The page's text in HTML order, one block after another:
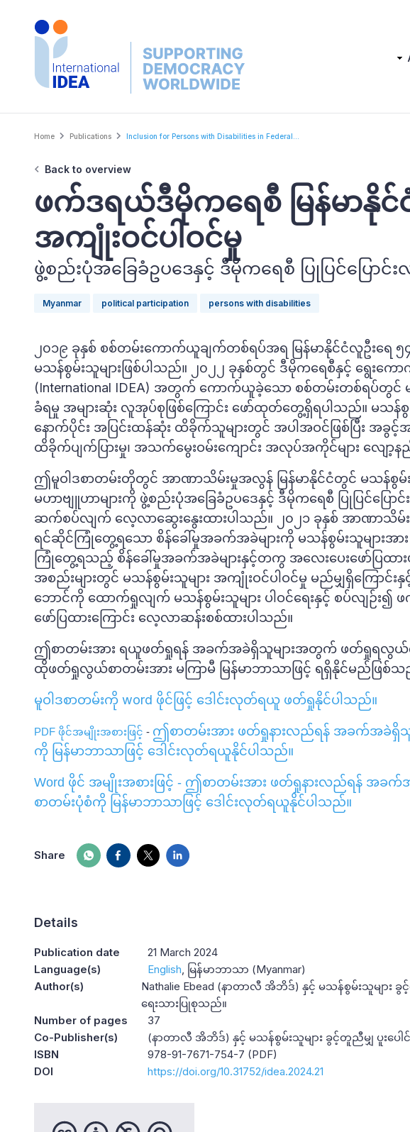
Main
Breadcrumb
Home Publications Inclusion for Persons with Disabilities in Federal...
Back to overview
ဖက်ဒရယ်ဒီမိုကရေစီ မြန်မာနိုင်
အကျုံးဝင်ပါဝင်မှု
ဖွဲ့စည်းပုံအခြေခံဥပဒေနှင့် ဒီမိုကရေစီ ပြုပြင်ပြောင်း
Myanmar political participation persons with disabilities
၂၀၁၉ ခုနှစ် စစ်တမ်းကောက်ယူချက်တစ်ရပ်အရ မြန်မာနိုင်ငံလူဦးရေ
မသန်စွမ်းသူများဖြစ်ပါသည်။ ၂၀၂၂ ခုနှစ်တွင် ဒီမိုကရေစီနှင့် ရွေး
(International IDEA) အတွက် ကောက်ယူခဲ့သော စစ်တမ်းတစ်ရပ်တွ
ခံရမှု အများဆုံး လူအုပ်စုဖြစ်ကြောင်း ဖော်ထုတ်တွေ့ရှိရပါသည်။ မသန်စွ
နောက်ပိုင်း အပြင်းထန်ဆုံး ထိခိုက်သူများတွင် အပါအဝင်ဖြစ်ပြီး အခွင့်အရေ
ထိခိုက်ပျက်ပြားမှု၊ အသက်မွေးဝမ်းကျောင်း အလုပ်အကိုင်များ လျ
ဤမူဝါဒစာတမ်းတိုတွင် အာဏာသိမ်းမှုအလွန် မြန်မာနိုင်ငံတွင် မသန်စွမ်းသူ
မဟာဗျူဟာများကို ဖွဲ့စည်းပုံအခြေခံဥပဒေနှင့် ဒီမိုကရေစီ ပြုပြင်ပြေ
ဆက်စပ်လျက် လေ့လာဆွေးနွေးထားပါသည်။ ၂၀၂၁ ခုနှစ် အာဏာသိမ်း
ရင်ဆိုင်ကြုံတွေ့ရသော စိန်ခေါ်မှုအခက်အခဲများကို မသန်စွမ်းသူများအာ
ကြုံတွေ့ရသည့် စိန်ခေါ်မှုအခက်အခဲများနှင့်တကွ အလေးပေးဖော်ပြထာ
အစည်းများတွင် မသန်စွမ်းသူများ အကျုံးဝင်ပါဝင်မှု မည်မျှရှိကြောင်း
ဘောင်ကို ထောက်ရှုလျက် မသန်စွမ်းသူများ ပါဝင်ရေးနှင့် စပ်လျဉ်း
ဖော်ပြထားကြောင်း လေ့လာဆန်းစစ်ထားပါသည်။
ဤစာတမ်းအား ရယူဖတ်ရှုရန် အခက်အခဲရှိသူများအတွက် ဖတ်ရှုရလွယ်
ထိုဖတ်ရှုလွယ်စာတမ်းအား မကြာမီ မြန်မာဘာသာဖြင့် ရရှိနိုင်မည်ဖြစ်သ
မူဝါဒစာတမ်းကို word ဖိုင်ဖြင့် ‌ဒေါင်းလုတ်ရယူ ဖတ်ရှုနိုင်ပါသည်။
PDF ဖိုင်အမျိုးအစားဖြင့် - ဤစာတမ်းအား ဖတ်ရှုနားလည်ရန် အခက်အခဲ
ကို မြန်မာဘာသာဖြင့် ဒေါင်းလုတ်ရယူနိုင်ပါသည်။
Word ဖိုင် အမျိုးအစားဖြင့် - ဤစာတမ်းအား ဖတ်ရှုနားလည်ရန် အခ
စာတမ်းပုံစံကို မြန်မာဘာသာဖြင့် ဒေါင်းလုတ်ရယူနိုင်ပါသည်။
Share
Details
Publication date
21 March 2024
Language(s)
English
မြန်မာဘာသာ (Myanmar)
Author(s)
Nathalie Ebead (နာတာလီ အိဘိဒ်) နှင့် မသန်စွမ်းသူများ
ရေးသားပြုစုသည်။
Number of pages
37
Co-Publisher(s)
(နာတာလီ အိဘိဒ်) နှင့် မသန်စွမ်းသူများ ခွင့်တူညီမျှ ပူး‌ပေ
ISBN
978-91-7671-754-7 (PDF)
DOI
https://doi.org/10.31752/idea.2024.21